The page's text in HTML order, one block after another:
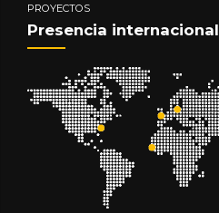
PROYECTOS
Presencia internacional